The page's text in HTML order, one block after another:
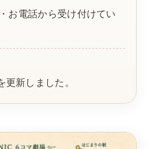
お電話から受け付けてい
新しました。